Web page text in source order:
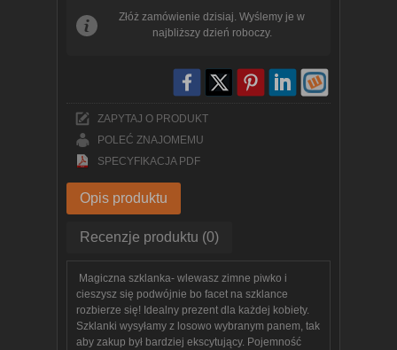
Złóż zamówienie dzisiaj. Wyślemy je w
najbliższy dzień roboczy.
ZAPYTAJ O PRODUKT
POLEĆ ZNAJOMEMU
SPECYFIKACJA PDF
Opis produktu
Recenzje produktu (0)
Magiczna szklanka- wlewasz zimne piwko i
cieszysz się podwójnie bo facet na szklance
rozbierze się! Idealny prezent dla każdej kobiety.
Szklanki wysyłamy z losowo wybranym panem, tak
aby zakup był bardziej ekscytujący. Pojemność